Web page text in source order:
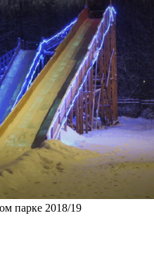
парке 2018/19